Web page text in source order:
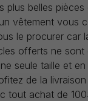
plus belles pièces
vêtement vous
le procurer car
offerts ne sont
seule taille et en
de la
tout achat de